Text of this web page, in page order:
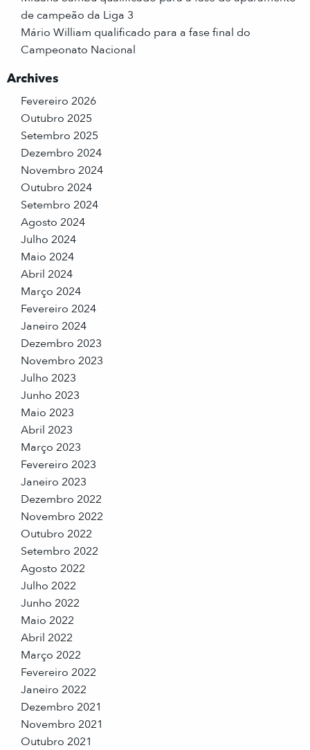
de campeão da Liga 3
Mário William qualificado para a fase final do
Campeonato Nacional
Archives
Fevereiro 2026
Outubro 2025
Setembro 2025
Dezembro 2024
Novembro 2024
Outubro 2024
Setembro 2024
Agosto 2024
Julho 2024
Maio 2024
Abril 2024
Março 2024
Fevereiro 2024
Janeiro 2024
Dezembro 2023
Novembro 2023
Julho 2023
Junho 2023
Maio 2023
Abril 2023
Março 2023
Fevereiro 2023
Janeiro 2023
Dezembro 2022
Novembro 2022
Outubro 2022
Setembro 2022
Agosto 2022
Julho 2022
Junho 2022
Maio 2022
Abril 2022
Março 2022
Fevereiro 2022
Janeiro 2022
Dezembro 2021
Novembro 2021
Outubro 2021